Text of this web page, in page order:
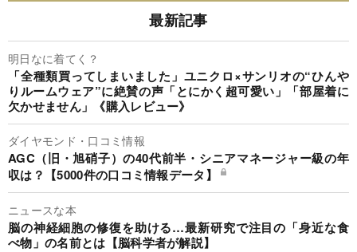
最新記事
明日なに着てく？
「全種類買ってしまいました」ユニクロ×サンリオの“ひんや
りルームウェア”に絶賛の声「とにかく超可愛い」「部屋着に
欠かせません」《購入レビュー》
ダイヤモンド・口コミ情報
AGC（旧・旭硝子）の40代前半・シニアマネージャー級の年
収は？【5000件の口コミ情報データ】
ニュースな本
脳の神経細胞の修復を助ける…最新研究で注目の「身近な食
べ物」の名前とは【脳科学者が解説】